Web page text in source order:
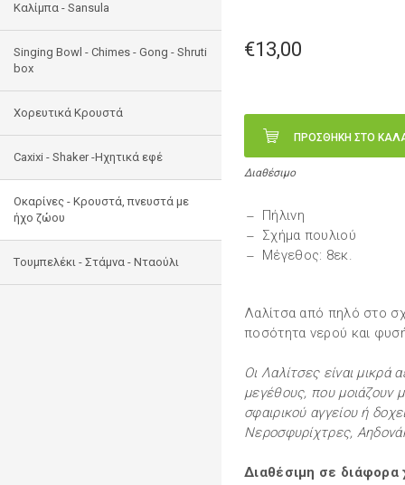
Καλίμπα - Sansula
Singing Bowl - Chimes - Gong - Shruti
box
Χορευτικά Κρουστά
Caxixi - Shaker -Ηχητικά εφέ
Οκαρίνες - Κρουστά, πνευστά με
ήχο ζώου
Tουμπελέκι - Στάμνα - Νταούλι
€13,00
ΠΡΟΣΘΗΚΗ ΣΤΟ
Διαθέσιμο
Πήλινη
Σχήμα πουλιού
Μέγεθος: 8εκ.
Λαλίτσα από πηλό στο
ποσότητα νερού και
Οι Λαλίτσες είναι μικρά
μεγέθους, που μοιάζουν
σφαιρικού αγγείου ή
Νεροσφυρίχτρες,
Διαθέσιμη σε